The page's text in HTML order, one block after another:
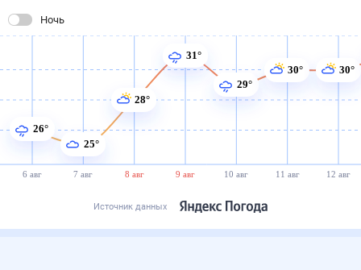
Ночь
6 авг 7 авг 8 авг 9 авг 10 авг 11 авг 12 авг
26°
25°
28°
31°
29°
30° 30°
Источник данных